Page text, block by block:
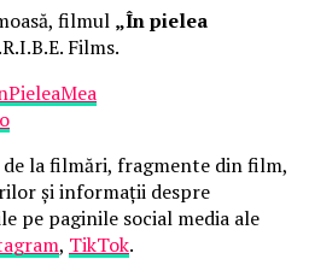
filmul „În pielea
Films.
la filmări, fragmente din film,
și informații despre
pe paginile social media ale
, TikTok.